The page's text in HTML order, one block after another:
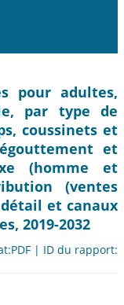
pour adultes,
par type de
coussinets et
et
(homme et
(ventes
et canaux
2019-2032
| ID du rapport: